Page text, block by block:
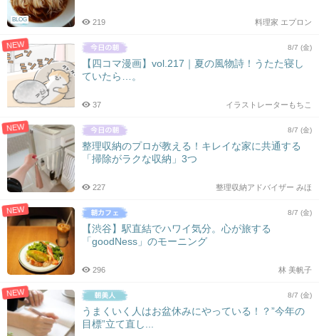
BLOG 料理家 エプロン
219
NEW 8/7 (金)
【四コマ漫画】vol.217｜夏の風物詩！うたた寝し
ていたら…。
イラストレーターもちこ
37
NEW 8/7 (金)
整理収納のプロが教える！キレイな家に共通する
「掃除がラクな収納」3つ
整理収納アドバイザー みほ
227
NEW 8/7 (金)
【渋谷】駅直結でハワイ気分。心が旅する
「goodNess」のモーニング
林 美帆子
296
NEW 8/7 (金)
うまくいく人はお盆休みにやっている！？”今年の
目標”立て直し...